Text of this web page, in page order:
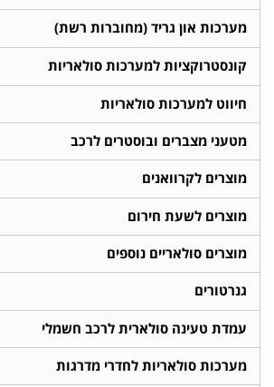
מערכות און גריד (מחוברות רשת)
קונסטרוקציות למערכות סולאריות
חיווט למערכות סולאריות
מטעני מצברים ובוסטרים לרכב
מוצרים לקרוואנים
מוצרים לשעת חירום
מוצרים סולאריים נוספים
גנרטורים
עמדת טעינה סולארית לרכב חשמלי
מערכות סולאריות לחדרי מדרגות